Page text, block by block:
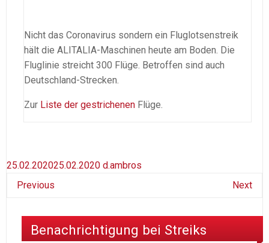
Nicht das Coronavirus sondern ein Fluglotsenstreik
hält die ALITALIA-Maschinen heute am Boden. Die
Fluglinie streicht 300 Flüge. Betroffen sind auch
Deutschland-Strecken.
Zur Liste der gestrichenen Flüge.
25.02.202025.02.2020 d.ambros
Previous
Next
Benachrichtigung bei Streiks